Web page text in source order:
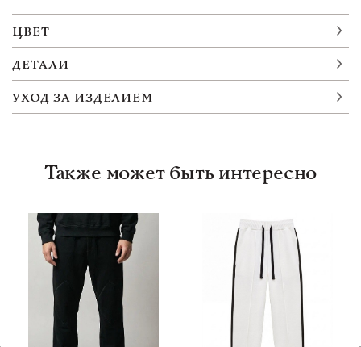
ЦВЕТ
ДЕТАЛИ
УХОД ЗА ИЗДЕЛИЕМ
Также может быть интересно